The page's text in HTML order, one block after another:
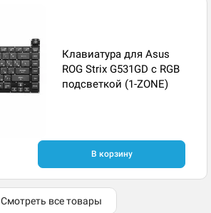
Клавиатура для Asus
ROG Strix G531GD с RGB
подсветкой (1-ZONE)
В корзину
Смотреть все товары